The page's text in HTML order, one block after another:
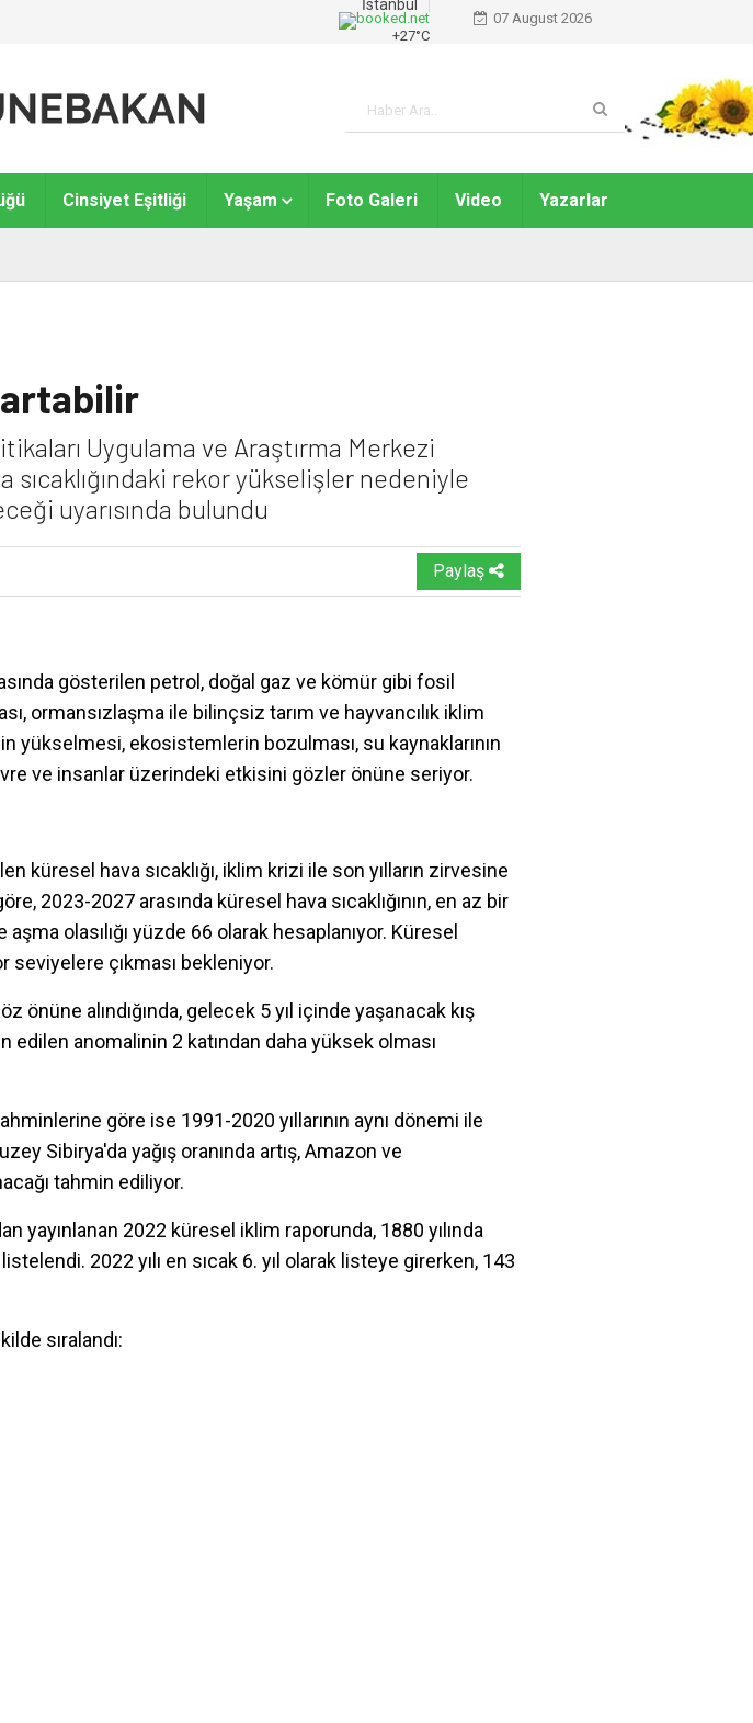
İstanbul
+27°C
07 August 2026
Cinsiyet Eşitliği Yaşam Foto Galeri Video Yazarlar
artabilir
Uygulama ve Araştırma Merkezi
rekor yükselişler nedeniyle
uyarısında bulundu
Paylaş
gösterilen petrol, doğal gaz ve kömür gibi fosil
ormansızlaşma ile bilinçsiz tarım ve hayvancılık iklim
yükselmesi, ekosistemlerin bozulması, su kaynaklarının
ve insanlar üzerindeki etkisini gözler önüne seriyor.
küresel hava sıcaklığı, iklim krizi ile son yılların zirvesine
2023-2027 arasında küresel hava sıcaklığının, en az bir
olasılığı yüzde 66 olarak hesaplanıyor. Küresel
seviyelere çıkması bekleniyor.
önüne alındığında, gelecek 5 yıl içinde yaşanacak kış
anomalinin 2 katından daha yüksek olması
göre ise 1991-2020 yıllarının aynı dönemi ile
Sibirya'da yağış oranında artış, Amazon ve
tahmin ediliyor.
yayınlanan 2022 küresel iklim raporunda, 1880 yılında
2022 yılı en sıcak 6. yıl olarak listeye girerken, 143
sıralandı: